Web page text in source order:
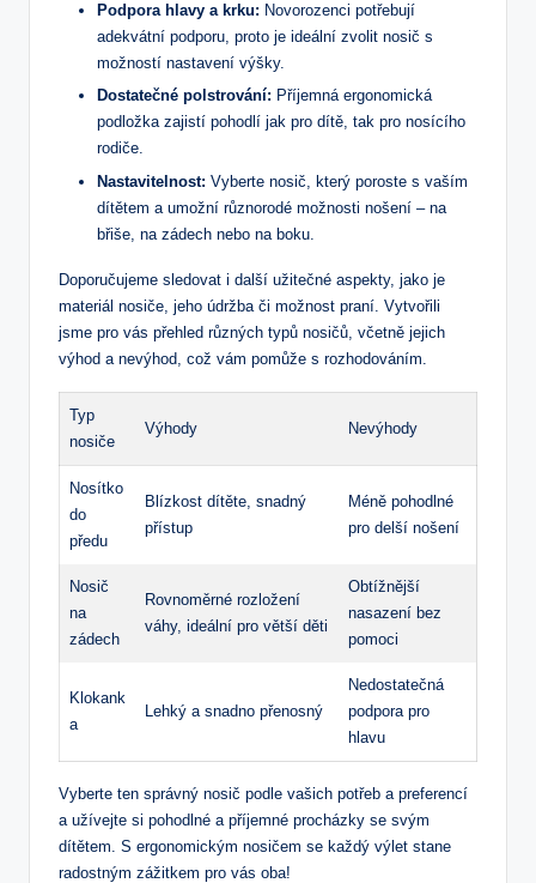
Podpora hlavy a krku: Novorozenci potřebují
adekvátní podporu, proto je ⁢ideální zvolit nosič s
možností nastavení výšky.
Dostatečné polstrování: Příjemná ergonomická
podložka zajistí pohodlí jak pro dítě, tak pro nosícího
rodiče.
Nastavitelnost: Vyberte nosič, který poroste s vaším⁢
dítětem a umožní různorodé možnosti ‍nošení – na
břiše, ​na zádech nebo na boku.
Doporučujeme sledovat i další užitečné aspekty, jako je​
materiál nosiče, jeho údržba či možnost praní. Vytvořili
jsme pro vás přehled různých typů nosičů, včetně jejich
výhod a nevýhod, což vám ​pomůže s rozhodováním.
Typ
nosiče
Výhody Nevýhody
Nosítko
do
předu
Blízkost dítěte, snadný
přístup
Méně pohodlné⁣
pro‌ delší nošení
Nosič
⁢na
zádech
Rovnoměrné rozložení
váhy, ideální pro větší děti
Obtížnější
nasazení bez
pomoci
Klokank
a
Lehký a snadno přenosný
Nedostatečná
podpora pro
hlavu
Vyberte ten správný nosič podle vašich potřeb a preferencí
a ‍užívejte si pohodlné⁤ a příjemné‍ procházky se svým
dítětem. S ergonomickým nosičem se každý výlet stane
radostným zážitkem pro vás‍ oba!